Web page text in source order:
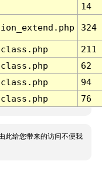
14
324
211
62
94
76
此给您带来的访问不便我